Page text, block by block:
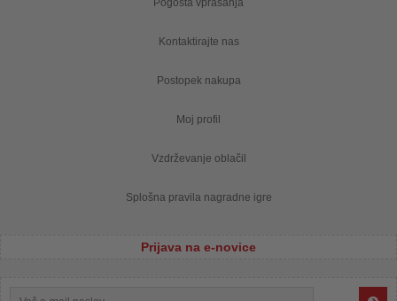
Pogosta vprašanja
Kontaktirajte nas
Postopek nakupa
Moj profil
Vzdrževanje oblačil
Splošna pravila nagradne igre
Prijava na e-novice